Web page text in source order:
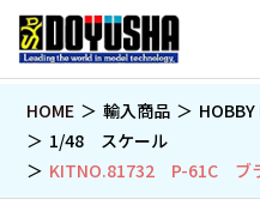
HOME 輸入商品 HOBBY
1/48 スケール
KITNO.81732 P-61C ブ